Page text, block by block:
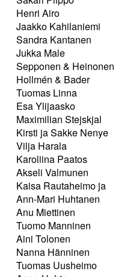
Henri Airo
Jaakko Kahilaniemi
Sandra Kantanen
Jukka Male
Sepponen & Heinonen
Hollmén & Bader
Tuomas Linna
Esa Ylijaasko
Maximilian Stejskjal
Kirsti ja Sakke Nenye
Vilja Harala
Karoliina Paatos
Akseli Valmunen
Kaisa Rautaheimo ja
Ann-Mari Huhtanen
Anu Miettinen
Tuomo Manninen
Aini Tolonen
Nanna Hänninen
Tuomas Uusheimo